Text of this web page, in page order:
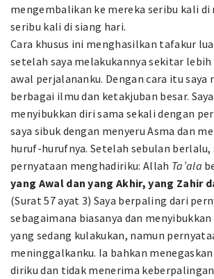
mengembalikan ke mereka seribu kali di
seribu kali di siang hari.
Cara khusus ini menghasilkan tafakur
setelah saya melakukannya sekitar lebih
awal perjalananku. Dengan cara itu saya
berbagai ilmu dan ketakjuban besar.
menyibukkan diri sama sekali dengan
saya sibuk dengan menyeru Asma dan
huruf-hurufnya. Setelah sebulan berlalu,
pernyataan menghadiriku: Allah Ta’ala
yang Awal dan yang Akhir, yang Zahir
(Surat 57 ayat 3) Saya berpaling dari
sebagaimana biasanya dan
yang sedang kulakukan, namun
meninggalkanku. Ia bahkan
diriku dan tidak menerima